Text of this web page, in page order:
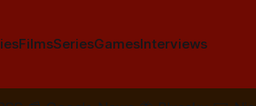
FilmsSeriesGamesInterviews